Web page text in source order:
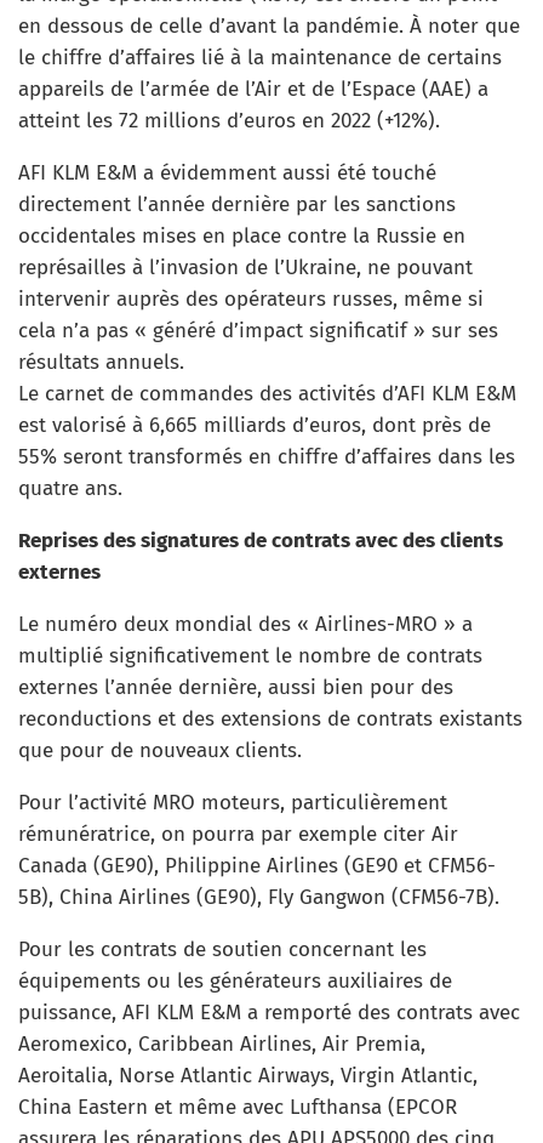
en dessous de celle d’avant la pandémie. À noter que
le chiffre d’affaires lié à la maintenance de certains
appareils de l’armée de l’Air et de l’Espace (AAE) a
atteint les 72 millions d’euros en 2022 (+12%).
AFI KLM E&M a évidemment aussi été touché
directement l’année dernière par les sanctions
occidentales mises en place contre la Russie en
représailles à l’invasion de l’Ukraine, ne pouvant
intervenir auprès des opérateurs russes, même si
cela n’a pas « généré d’impact significatif » sur ses
résultats annuels.
Le carnet de commandes des activités d’AFI KLM E&M
est valorisé à 6,665 milliards d’euros, dont près de
55% seront transformés en chiffre d’affaires dans les
quatre ans.
Reprises des signatures de contrats avec des clients
externes
Le numéro deux mondial des « Airlines-MRO » a
multiplié significativement le nombre de contrats
externes l’année dernière, aussi bien pour des
reconductions et des extensions de contrats existants
que pour de nouveaux clients.
Pour l’activité MRO moteurs, particulièrement
rémunératrice, on pourra par exemple citer Air
Canada (GE90), Philippine Airlines (GE90 et CFM56-
5B), China Airlines (GE90), Fly Gangwon (CFM56-7B).
Pour les contrats de soutien concernant les
équipements ou les générateurs auxiliaires de
puissance, AFI KLM E&M a remporté des contrats avec
Aeromexico, Caribbean Airlines, Air Premia,
Aeroitalia, Norse Atlantic Airways, Virgin Atlantic,
China Eastern et même avec Lufthansa (EPCOR